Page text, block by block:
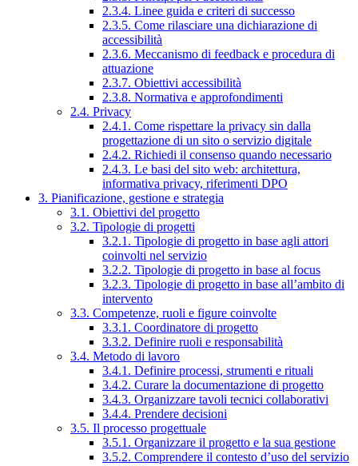
2.3.4. Linee guida e criteri di successo
2.3.5. Come rilasciare una dichiarazione di
accessibilità
2.3.6. Meccanismo di feedback e procedura di
attuazione
2.3.7. Obiettivi accessibilità
2.3.8. Normativa e approfondimenti
2.4. Privacy
2.4.1. Come rispettare la privacy sin dalla
progettazione di un sito o servizio digitale
2.4.2. Richiedi il consenso quando necessario
2.4.3. Le basi del sito web: architettura,
informativa privacy, riferimenti DPO
3. Pianificazione, gestione e strategia
3.1. Obiettivi del progetto
3.2. Tipologie di progetti
3.2.1. Tipologie di progetto in base agli attori
coinvolti nel servizio
3.2.2. Tipologie di progetto in base al focus
3.2.3. Tipologie di progetto in base all’ambito di
intervento
3.3. Competenze, ruoli e figure coinvolte
3.3.1. Coordinatore di progetto
3.3.2. Definire ruoli e responsabilità
3.4. Metodo di lavoro
3.4.1. Definire processi, strumenti e rituali
3.4.2. Curare la documentazione di progetto
3.4.3. Organizzare tavoli tecnici collaborativi
3.4.4. Prendere decisioni
3.5. Il processo progettuale
3.5.1. Organizzare il progetto e la sua gestione
3.5.2. Comprendere il contesto d’uso del servizio